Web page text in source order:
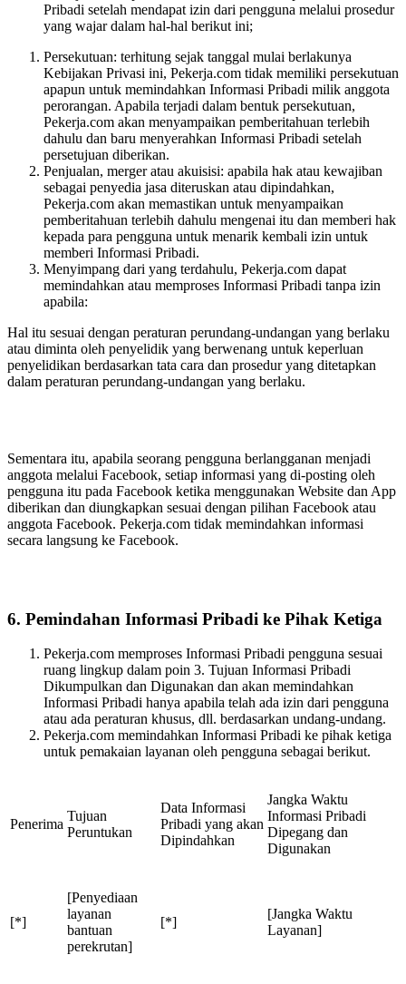
Pribadi setelah mendapat izin dari pengguna melalui prosedur
yang wajar dalam hal-hal berikut ini;
Persekutuan: terhitung sejak tanggal mulai berlakunya
Kebijakan Privasi ini, Pekerja.com tidak memiliki persekutuan
apapun untuk memindahkan Informasi Pribadi milik anggota
perorangan. Apabila terjadi dalam bentuk persekutuan,
Pekerja.com akan menyampaikan pemberitahuan terlebih
dahulu dan baru menyerahkan Informasi Pribadi setelah
persetujuan diberikan.
Penjualan, merger atau akuisisi: apabila hak atau kewajiban
sebagai penyedia jasa diteruskan atau dipindahkan,
Pekerja.com akan memastikan untuk menyampaikan
pemberitahuan terlebih dahulu mengenai itu dan memberi hak
kepada para pengguna untuk menarik kembali izin untuk
memberi Informasi Pribadi.
Menyimpang dari yang terdahulu, Pekerja.com dapat
memindahkan atau memproses Informasi Pribadi tanpa izin
apabila:
Hal itu sesuai dengan peraturan perundang-undangan yang berlaku
atau diminta oleh penyelidik yang berwenang untuk keperluan
penyelidikan berdasarkan tata cara dan prosedur yang ditetapkan
dalam peraturan perundang-undangan yang berlaku.
Sementara itu, apabila seorang pengguna berlangganan menjadi
anggota melalui Facebook, setiap informasi yang di-posting oleh
pengguna itu pada Facebook ketika menggunakan Website dan App
diberikan dan diungkapkan sesuai dengan pilihan Facebook atau
anggota Facebook. Pekerja.com tidak memindahkan informasi
secara langsung ke Facebook.
6. Pemindahan Informasi Pribadi ke Pihak Ketiga
Pekerja.com memproses Informasi Pribadi pengguna sesuai
ruang lingkup dalam poin 3. Tujuan Informasi Pribadi
Dikumpulkan dan Digunakan dan akan memindahkan
Informasi Pribadi hanya apabila telah ada izin dari pengguna
atau ada peraturan khusus, dll. berdasarkan undang-undang.
Pekerja.com memindahkan Informasi Pribadi ke pihak ketiga
untuk pemakaian layanan oleh pengguna sebagai berikut.
Penerima
Tujuan
Peruntukan
Data Informasi
Pribadi yang akan
Dipindahkan
Jangka Waktu
Informasi Pribadi
Dipegang dan
Digunakan
[*]
[Penyediaan
layanan
bantuan
perekrutan]
[*]
[Jangka Waktu
Layanan]